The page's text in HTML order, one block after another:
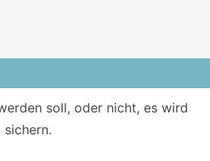
soll, oder nicht, es wird